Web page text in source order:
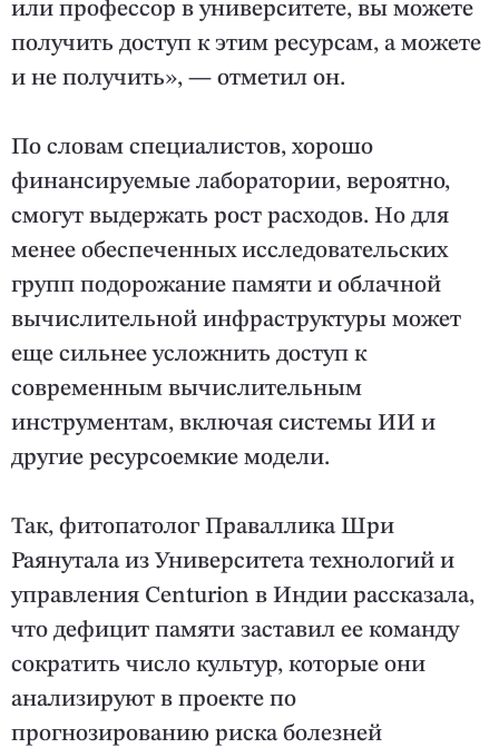
или профессор в университете, вы можете
получить доступ к этим ресурсам, а можете
и не получить», — отметил он.
По словам специалистов, хорошо
финансируемые лаборатории, вероятно,
смогут выдержать рост расходов. Но для
менее обеспеченных исследовательских
групп подорожание памяти и облачной
вычислительной инфраструктуры может
еще сильнее усложнить доступ к
современным вычислительным
инструментам, включая системы ИИ и
другие ресурсоемкие модели.
Так, фитопатолог Праваллика Шри
Раянутала из Университета технологий и
управления Centurion в Индии рассказала,
что дефицит памяти заставил ее команду
сократить число культур, которые они
анализируют в проекте по
прогнозированию риска болезней